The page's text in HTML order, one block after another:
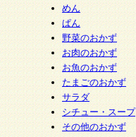
めん
ぱん
野菜のおかず
お肉のおかず
お魚のおかず
たまごのおかず
サラダ
シチュー・スープ
その他のおかず